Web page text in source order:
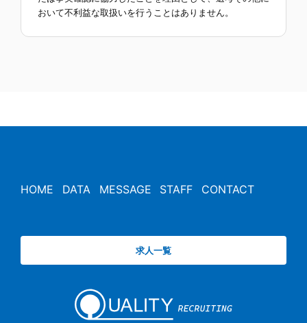
おいて不利益な取扱いを行うことはありません。
HOME DATA MESSAGE STAFF CONTACT
求人一覧